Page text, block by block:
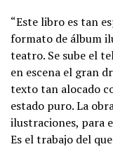
“Este libro es tan
formato de álbum
teatro. Se sube el
en escena el gran
texto tan alocado
estado puro. La
ilustraciones, para
Es el trabajo del